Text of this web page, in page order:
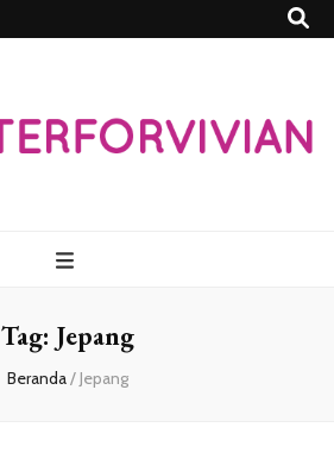
Tag: Jepang
Beranda/Jepang